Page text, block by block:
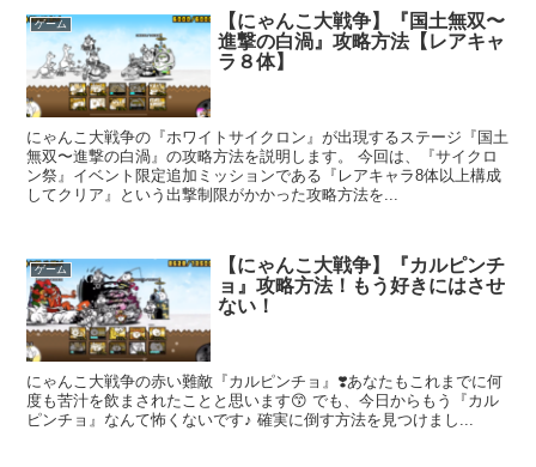
ゲーム
【にゃんこ大戦争】『国土無双〜
進撃の白渦』攻略方法【レアキャ
ラ８体】
にゃんこ大戦争の『ホワイトサイクロン』が出現するステージ『国土
無双〜進撃の白渦』の攻略方法を説明します。 今回は、『サイクロ
ン祭』イベント限定追加ミッションである『レアキャラ8体以上構成
してクリア』という出撃制限がかかった攻略方法を...
ゲーム
【にゃんこ大戦争】『カルピンチ
ョ』攻略方法！もう好きにはさせ
ない！
にゃんこ大戦争の赤い難敵『カルピンチョ』❣️あなたもこれまでに何
度も苦汁を飲まされたことと思います😙 でも、今日からもう『カル
ピンチョ』なんて怖くないです♪ 確実に倒す方法を見つけまし...